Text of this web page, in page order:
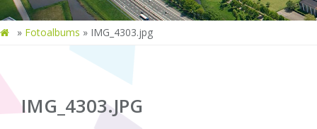
» Fotoalbums » IMG_4303.jpg
IMG_4303.JPG